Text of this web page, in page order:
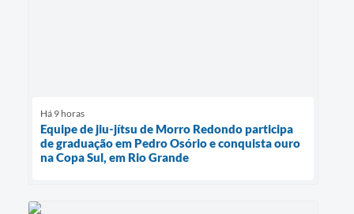
Há 9 horas
Equipe de jiu-jítsu de Morro Redondo participa
de graduação em Pedro Osório e conquista ouro
na Copa Sul, em Rio Grande